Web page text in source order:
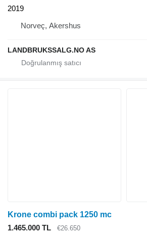
2019
Norveç, Akershus
LANDBRUKSSALG.NO AS
Krone combi pack 1250 mc
1.465.000 TL
€26.650